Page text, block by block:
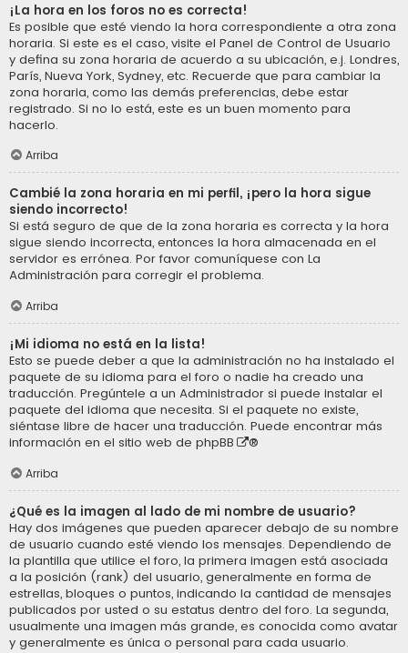
¡La hora en los foros no es correcta!
Es posible que esté viendo la hora correspondiente a otra zona
horaria. Si este es el caso, visite el Panel de Control de Usuario
y defina su zona horaria de acuerdo a su ubicación, e.j. Londres,
París, Nueva York, Sydney, etc. Recuerde que para cambiar la
zona horaria, como las demás preferencias, debe estar
registrado. Si no lo está, este es un buen momento para
hacerlo.
Arriba
Cambié la zona horaria en mi perfil, ¡pero la hora sigue
siendo incorrecto!
Si está seguro de que de la zona horaria es correcta y la hora
sigue siendo incorrecta, entonces la hora almacenada en el
servidor es errónea. Por favor comuníquese con La
Administración para corregir el problema.
Arriba
¡Mi idioma no está en la lista!
Esto se puede deber a que la administración no ha instalado el
paquete de su idioma para el foro o nadie ha creado una
traducción. Pregúntele a un Administrador si puede instalar el
paquete del idioma que necesita. Si el paquete no existe,
siéntase libre de hacer una traducción. Puede encontrar más
información en el sitio web de phpBB ®
Arriba
¿Qué es la imagen al lado de mi nombre de usuario?
Hay dos imágenes que pueden aparecer debajo de su nombre
de usuario cuando esté viendo los mensajes. Dependiendo de
la plantilla que utilice el foro, la primera imagen está asociada
a la posición (rank) del usuario, generalmente en forma de
estrellas, bloques o puntos, indicando la cantidad de mensajes
publicados por usted o su estatus dentro del foro. La segunda,
usualmente una imagen más grande, es conocida como avatar
y generalmente es única o personal para cada usuario.